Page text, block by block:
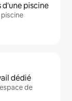
piscine
dédié
de